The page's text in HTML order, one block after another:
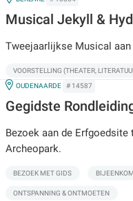
Musical Jekyll &
Tweejaarlijkse Musical
VOORSTELLING (THEATER,
IN
OUDENAARDE # 14587
Gegidste
Bezoek aan de
Archeopark.
BEZOEK MET GIDS
ONTSPANNING & ONTMOETEN